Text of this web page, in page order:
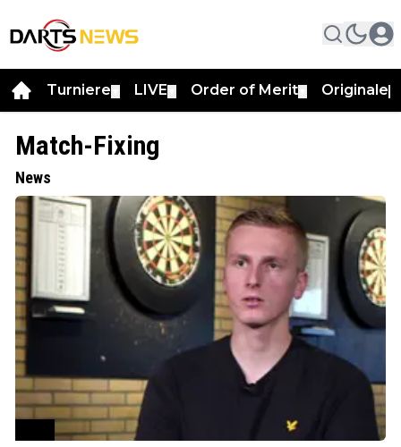
Turniere LIVE Order of Merit Originale
Match-Fixing
News